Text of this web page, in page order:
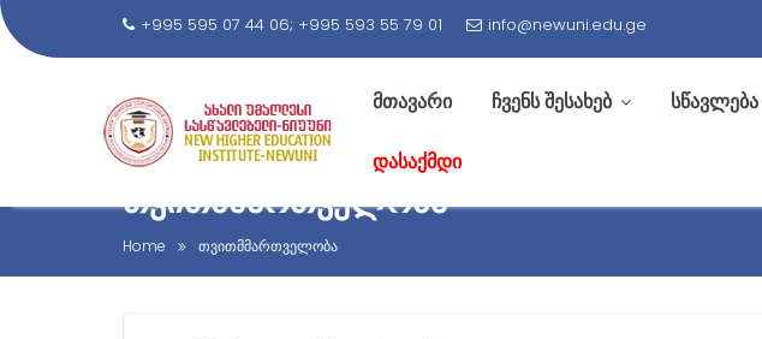
+995 595 07 44 06; +995 593 55 79 01 info@newuni.edu.ge
მთავარი ჩვენს შესახებ სწავლება
დასაქმდი
ᲗᲕᲘᲗᲛᲛᲐᲠᲗᲕᲔᲚᲝᲑᲐ
Home თვითმმართველობა